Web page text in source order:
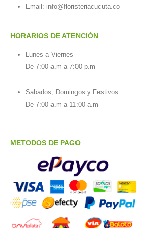
Email: info@floristeriacucuta.co
HORARIOS DE ATENCIÓN
Lunes a Viernes
De 7:00 a.m a 7:00 p.m
Sabados, Domingos y Festivos
De 7:00 a.m a 11:00 a.m
METODOS DE PAGO